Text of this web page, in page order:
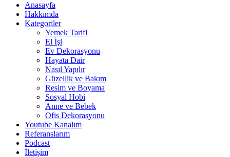
Anasayfa
Hakkımda
Kategoriler
Yemek Tarifi
El İşi
Ev Dekorasyonu
Hayata Dair
Nasıl Yapılır
Güzellik ve Bakım
Resim ve Boyama
Sosyal Hobi
Anne ve Bebek
Ofis Dekorasyonu
Youtube Kanalım
Referanslarım
Podcast
İletişim